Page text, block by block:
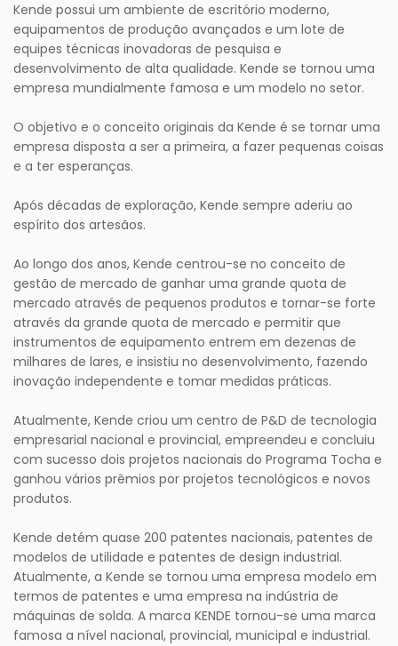
Kende possui um ambiente de escritório moderno,
equipamentos de produção avançados e um lote de
equipes técnicas inovadoras de pesquisa e
desenvolvimento de alta qualidade. Kende se tornou uma
empresa mundialmente famosa e um modelo no setor.
O objetivo e o conceito originais da Kende é se tornar uma
empresa disposta a ser a primeira, a fazer pequenas coisas
e a ter esperanças.
Após décadas de exploração, Kende sempre aderiu ao
espírito dos artesãos.
Ao longo dos anos, Kende centrou-se no conceito de
gestão de mercado de ganhar uma grande quota de
mercado através de pequenos produtos e tornar-se forte
através da grande quota de mercado e permitir que
instrumentos de equipamento entrem em dezenas de
milhares de lares, e insistiu no desenvolvimento, fazendo
inovação independente e tomar medidas práticas.
Atualmente, Kende criou um centro de P&D de tecnologia
empresarial nacional e provincial, empreendeu e concluiu
com sucesso dois projetos nacionais do Programa Tocha e
ganhou vários prêmios por projetos tecnológicos e novos
produtos.
Kende detém quase 200 patentes nacionais, patentes de
modelos de utilidade e patentes de design industrial.
Atualmente, a Kende se tornou uma empresa modelo em
termos de patentes e uma empresa na indústria de
máquinas de solda. A marca KENDE tornou-se uma marca
famosa a nível nacional, provincial, municipal e industrial.